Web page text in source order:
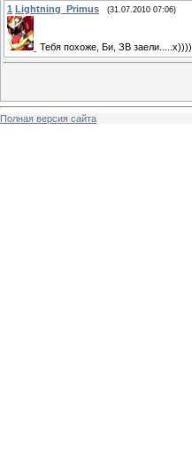
1 Lightning_Primus (31.07.2010 07:06)
Тебя похоже, Би, ЗВ заели.....х))))
Полная версия сайта